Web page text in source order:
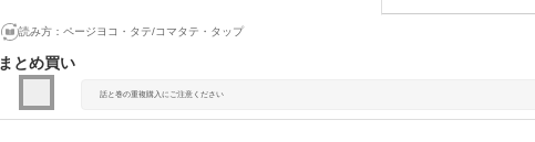
読み方： ページヨコ・タテ/コマタテ・タップ
まとめ買い
話と巻の重複購入にご注意ください